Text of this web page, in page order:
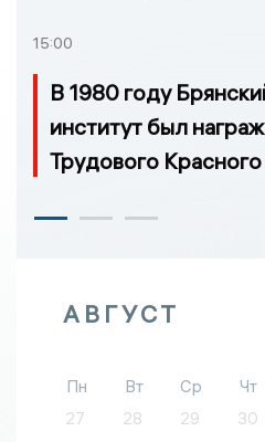
15:00
В 1980 году
институт был
Трудового
АВГУСТ
Пн Вт Ср Чт
27
28 29 30